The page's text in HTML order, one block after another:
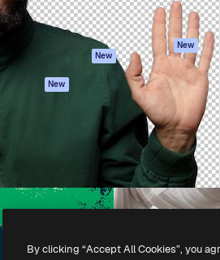
Texto para voz
Conteúdo de stock
Claude/ChatGPT
New
New
Política de
privacidade
Originais New
Política de
Central de
confiabilidade
Afiliados
Empresas
Todos os direitos reservados.
By clicking “Accept All Cookies”, you